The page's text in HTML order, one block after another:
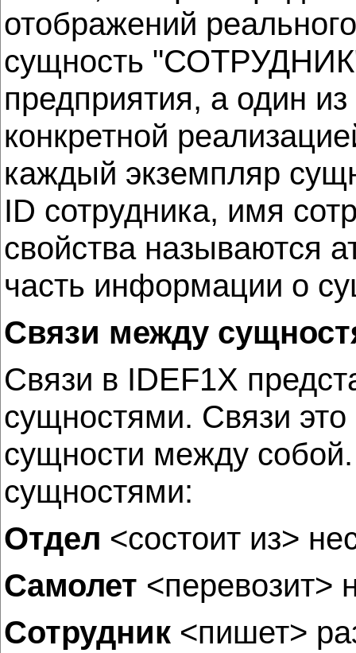
отображений
сущность
предприятия, а один
конкретной
каждый экземпляр
ID сотрудника, имя
свойства называются
часть информации о
Связи между
Связи в IDEF1X
сущностями. Связи это
сущности между
сущностями:
Отдел <состоит из>
Самолет <перевозит>
Сотрудник <пишет>